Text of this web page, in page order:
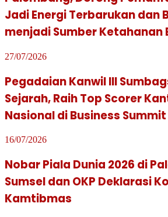
Jadi Energi Terbarukan dan
menjadi Sumber Ketahanan
27/07/2026
Pegadaian Kanwil III
Sejarah, Raih Top Scorer
Nasional di Business Summit
16/07/2026
Nobar Piala Dunia 2026 di
Sumsel dan OKP Deklarasi
Kamtibmas